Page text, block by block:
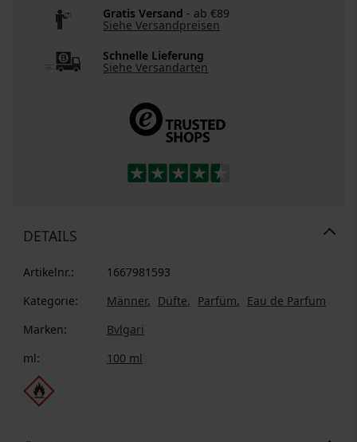
DETAILS
Artikelnr.:
1667981593
Kategorie:
Männer Düfte Parfüm
Eau de Parfum
Marken:
Bvlgari
ml:
100 ml
Gratis Versand - ab €89
Siehe Versandpreisen
Schnelle Lieferung
Siehe Versandarten